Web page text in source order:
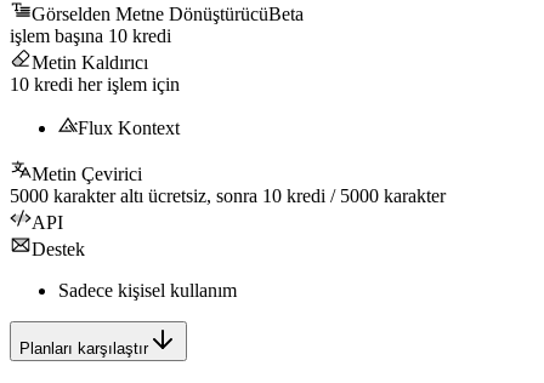
Görselden Metne DönüştürücüBeta
işlem başına 10 kredi
Metin Kaldırıcı
10 kredi her işlem için
Flux Kontext
Metin Çevirici
5000 karakter altı ücretsiz, sonra 10 kredi / 5000 karakter
API
Destek
Sadece kişisel kullanım
Planları karşılaştır